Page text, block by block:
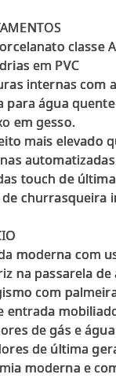
classe
em PVC
internas com
para água
em gesso.
mais elevado
touch de
churrasqueira
moderna com
na passarela de
com
entrada
de gás e
de última
moderna e